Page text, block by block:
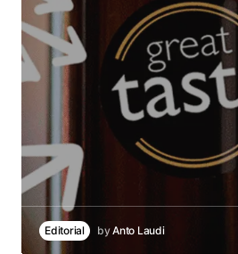
Editorial byAnto Laudi